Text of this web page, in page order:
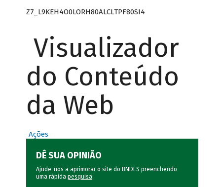
Z7_L9KEH4O0LORH80ALCLTPF80SI4
Visualizador
do Conteúdo
da Web
Ações
DÊ SUA OPINIÃO
Ajude-nos a aprimorar o site do BNDES preenchendo
uma rápida pesquisa.